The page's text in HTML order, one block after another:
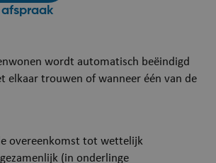
wordt automatisch beëindigd
elkaar trouwen of wanneer één van de
overeenkomst tot wettelijk
(in onderlinge